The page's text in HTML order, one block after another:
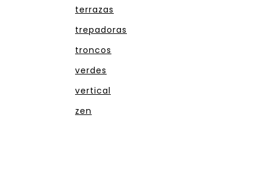
terrazas
trepadoras
troncos
verdes
vertical
zen